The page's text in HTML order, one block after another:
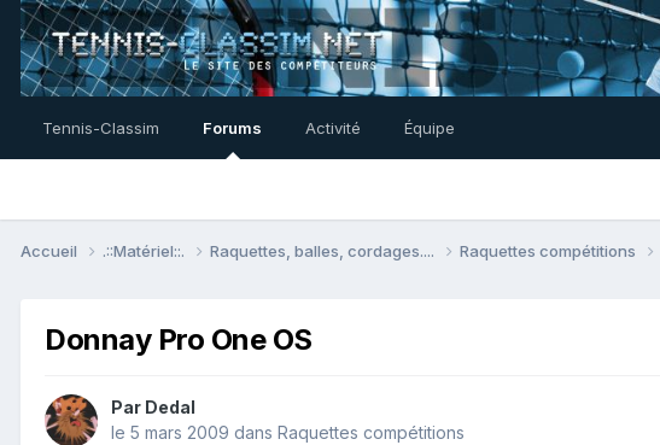
Tennis-Classim Forums Activité Équipe
Accueil .::Matériel::. Raquettes, balles, cordages.... Raquettes compétitions
Donnay Pro One OS
Par Dedal
le 5 mars 2009 dans Raquettes compétitions